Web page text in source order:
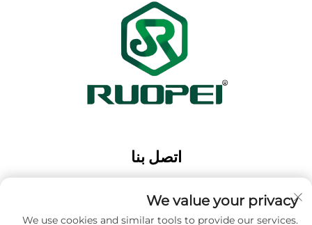
اتصل بنا
مدينة جينهوا، مقاطعة تشجيانغ، الصين
الهاتف:+86-13616897017
We value your privacy
We use cookies and similar tools to provide our services.